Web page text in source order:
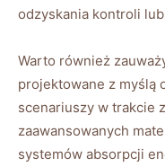
odzyskania kontroli
Warto również
projektowane z myślą
scenariuszy w trakcie
zaawansowanych
systemów absorpcji